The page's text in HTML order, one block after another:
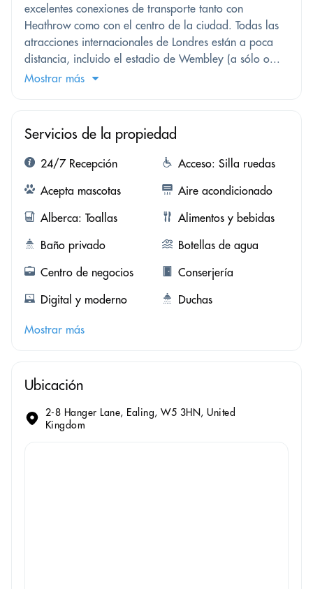
excelentes conexiones de transporte tanto con
Heathrow como con el centro de la ciudad. Todas las
atracciones internacionales de Londres están a poca
distancia, incluido el estadio de Wembley (a sólo o...
Mostrar más
Servicios de la propiedad
24/7 Recepción
Acceso: Silla ruedas
Acepta mascotas
Aire acondicionado
Alberca: Toallas
Alimentos y bebidas
Baño privado
Botellas de agua
Centro de negocios
Conserjería
Digital y moderno
Duchas
Mostrar más
Ubicación
2-8 Hanger Lane, Ealing, W5 3HN, United
Kingdom